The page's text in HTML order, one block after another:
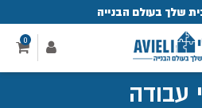
שלך בעולם הבנייה
0
עבודה